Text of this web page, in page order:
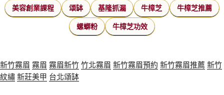
美容創業課程 頌缽 基隆抓漏 牛樟芝 牛樟芝推薦
螺螄粉 牛樟芝功效
新竹霧眉 霧眉 霧眉新竹竹北霧眉 新竹霧眉預約 新竹霧眉推薦 新竹
紋繡新莊美甲 台北頌缽